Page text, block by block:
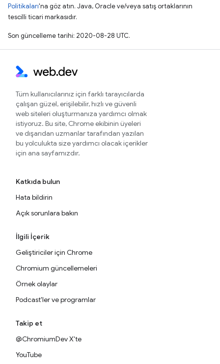
Politikaları'na göz atın. Java, Oracle ve/veya satış ortaklarının
tescilli ticari markasıdır.
Son güncelleme tarihi: 2020-08-28 UTC.
Tüm kullanıcılarınız için farklı tarayıcılarda
çalışan güzel, erişilebilir, hızlı ve güvenli
web siteleri oluşturmanıza yardımcı olmak
istiyoruz. Bu site, Chrome ekibinin üyeleri
ve dışarıdan uzmanlar tarafından yazılan
bu yolculukta size yardımcı olacak içerikler
için ana sayfamızdır.
Katkıda bulun
Hata bildirin
Açık sorunlara bakın
İlgili İçerik
Geliştiriciler için Chrome
Chromium güncellemeleri
Örnek olaylar
Podcast'ler ve programlar
Takip et
@ChromiumDev X'te
YouTube